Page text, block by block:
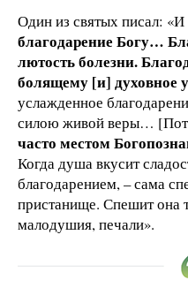
Один из святых писал: «И
благодарение Богу…
лютость болезни.
болящему [и] духовное
услажденное
силою живой веры…
часто местом
Когда душа вкусит
благодарением, – сама
пристанище. Спешит она
малодушия, печали».